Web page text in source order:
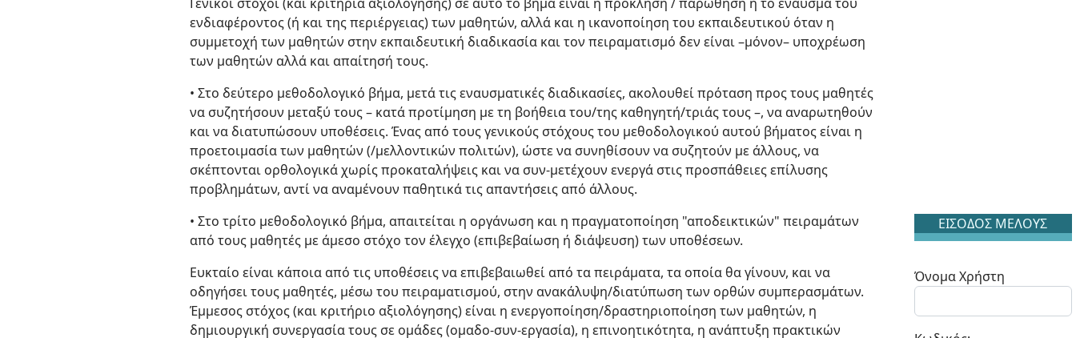
ενδιαφέροντος (ή και της περιέργειας) των μαθητών, αλλά και η ικανοποίηση του εκπαιδευτικού όταν η
συμμετοχή των μαθητών στην εκπαιδευτική διαδικασία και τον πειραματισμό δεν είναι –μόνον– υποχρέωση
των μαθητών αλλά και απαίτησή τους.
• Στο δεύτερο μεθοδολογικό βήμα, μετά τις εναυσματικές διαδικασίες, ακολουθεί πρόταση προς τους μαθητές
να συζητήσουν μεταξύ τους – κατά προτίμηση με τη βοήθεια του/της καθηγητή/τριάς τους –, να αναρωτηθούν
και να διατυπώσουν υποθέσεις. Ένας από τους γενικούς στόχους του μεθοδολογικού αυτού βήματος είναι η
προετοιμασία των μαθητών (/μελλοντικών πολιτών), ώστε να συνηθίσουν να συζητούν με άλλους, να
σκέπτονται ορθολογικά χωρίς προκαταλήψεις και να συν-μετέχουν ενεργά στις προσπάθειες επίλυσης
προβλημάτων, αντί να αναμένουν παθητικά τις απαντήσεις από άλλους.
• Στο τρίτο μεθοδολογικό βήμα, απαιτείται η οργάνωση και η πραγματοποίηση "αποδεικτικών" πειραμάτων
από τους μαθητές με άμεσο στόχο τον έλεγχο (επιβεβαίωση ή διάψευση) των υποθέσεων.
Ευκταίο είναι κάποια από τις υποθέσεις να επιβεβαιωθεί από τα πειράματα, τα οποία θα γίνουν, και να
οδηγήσει τους μαθητές, μέσω του πειραματισμού, στην ανακάλυψη/διατύπωση των ορθών συμπερασμάτων.
Έμμεσος στόχος (και κριτήριο αξιολόγησης) είναι η ενεργοποίηση/δραστηριοποίηση των μαθητών, η
δημιουργική συνεργασία τους σε ομάδες (ομαδο-συν-εργασία), η επινοητικότητα, η ανάπτυξη πρακτικών
ΕΙΣΟΔΟΣ ΜΕΛΟΥΣ
Όνομα Χρήστη